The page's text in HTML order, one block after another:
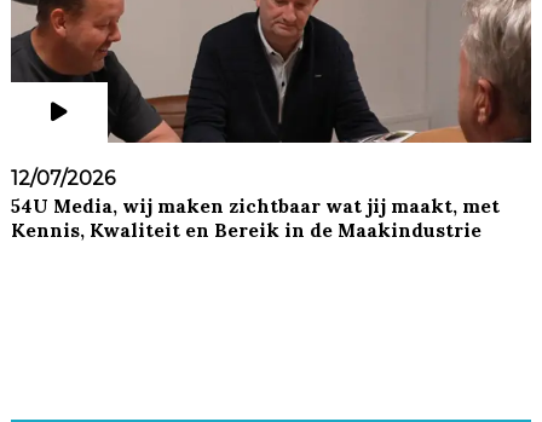
12/07/2026
54U Media, wij maken zichtbaar wat jij maakt, met
Kennis, Kwaliteit en Bereik in de Maakindustrie